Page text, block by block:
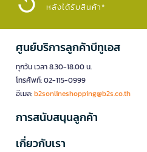
หลังได้รับสินค้า*
ศูนย์บริการลูกค้าบีทูเอส
ทุกวัน เวลา 8.30-18.00 น.
โทรศัพท์: 02-115-0999
อีเมล:b2sonlineshopping@b2s.co.th
การสนับสนุนลูกค้า
เกี่ยวกับเรา